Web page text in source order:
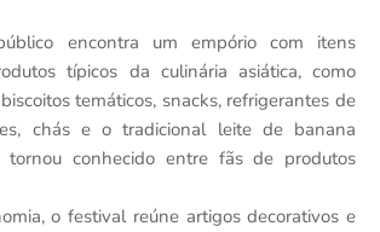
encontra um empório com itens
típicos da culinária asiática, como
temáticos, snacks, refrigerantes de
chás e o tradicional leite de banana
tornou conhecido entre fãs de produtos
o festival reúne artigos decorativos e